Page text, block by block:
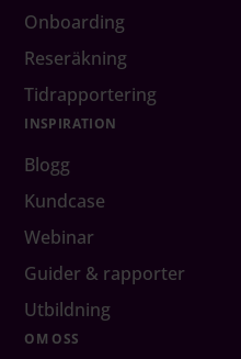
Onboarding
Reseräkning
Tidrapportering
INSPIRATION
Blogg
Kundcase
Webinar
Guider & rapporter
Utbildning
OM OSS